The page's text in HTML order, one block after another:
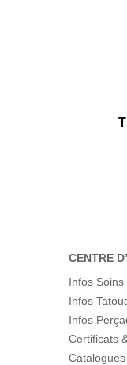
CENTRE
Infos Soins
Infos
Infos
Certificats
Catalogues